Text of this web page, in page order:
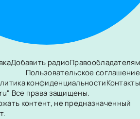
Добавить радиоПравообладателям
Пользовательское соглашение
конфиденциальностиКонтакты
Все права защищены.
контент, не предназначенный